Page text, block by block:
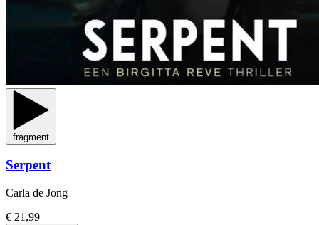
fragment
Serpent
Carla de Jong
€ 21,99